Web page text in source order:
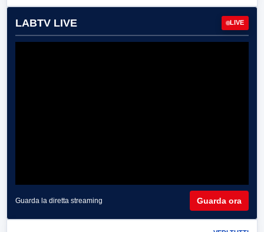
LABTV LIVE LIVE
Guarda la diretta streaming Guarda ora